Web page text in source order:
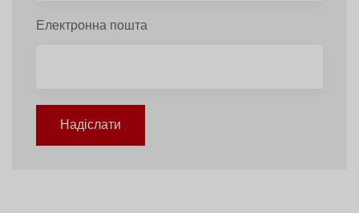
Електронна пошта
Надіслати